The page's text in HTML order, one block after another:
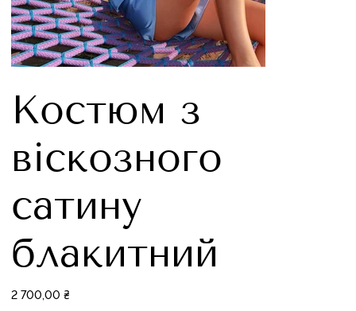
Костюм з
віскозного
сатину
блакитний
Ціна
2 700,00 ₴